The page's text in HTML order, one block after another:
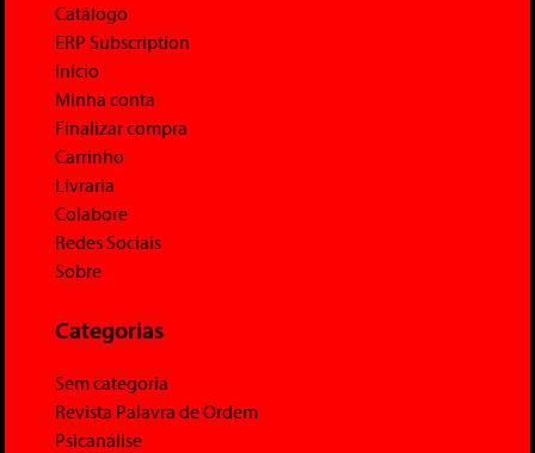
Catálogo
ERP Subscription
Início
Minha conta
Finalizar compra
Carrinho
Livraria
Colabore
Redes Sociais
Sobre
Categorias
Sem categoria
Revista Palavra de Ordem
Psicanálise